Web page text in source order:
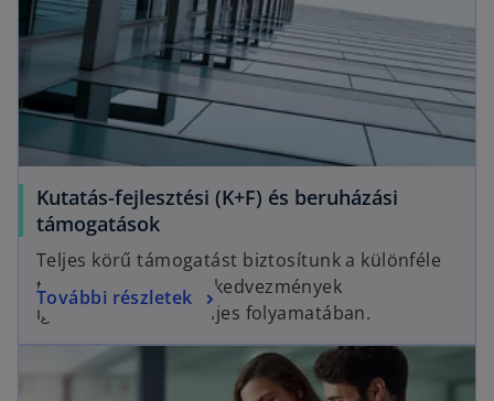
Kutatás-fejlesztési (K+F) és beruházási
támogatások
Teljes körű támogatást biztosítunk a különféle
támogatások és adókedvezmények
igénybevételének teljes folyamatában.
További részletek